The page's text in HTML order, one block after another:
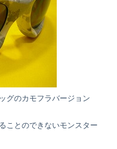
グのカモフラバージョン
ことのできないモンスター